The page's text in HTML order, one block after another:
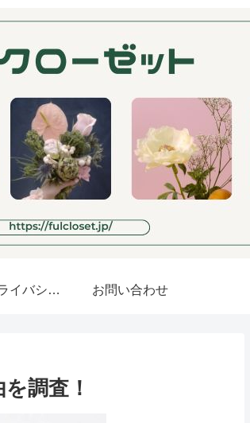
免責事項・プライバシーポリシー お問い合わせ
調査！